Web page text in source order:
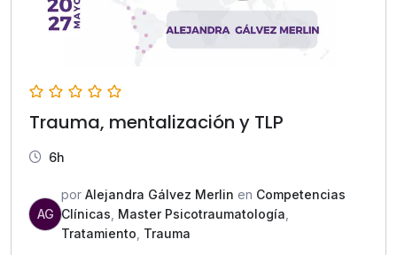
Trauma, mentalización y TLP
6h
AG
por Alejandra Gálvez Merlin en Competencias
Clínicas Master Psicotraumatología
Tratamiento Trauma